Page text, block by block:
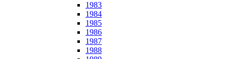
1983
1984
1985
1986
1987
1988